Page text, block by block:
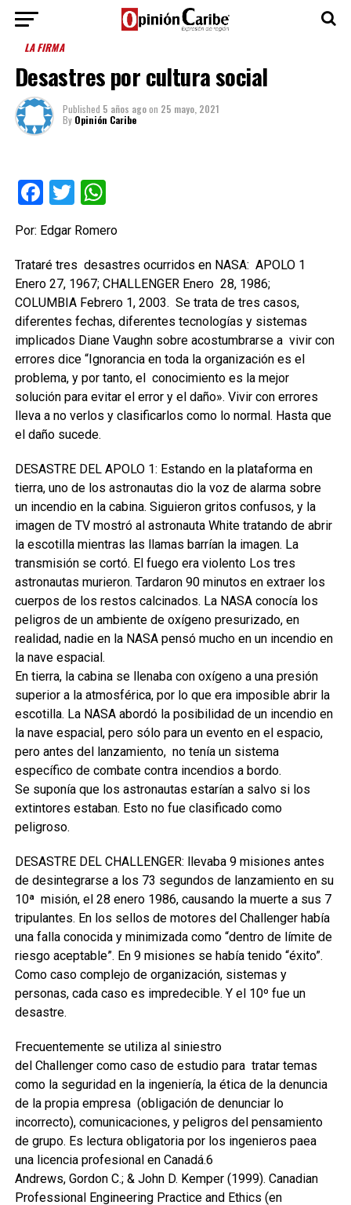
LA FIRMA
Desastres por cultura social
Published 5 años agoon 25 mayo, 2021
By Opinión Caribe
Facebook
TwitterWhatsApp
Por: Edgar Romero
Trataré tres desastres ocurridos en NASA: APOLO 1
Enero 27, 1967; CHALLENGER Enero 28, 1986;
COLUMBIA Febrero 1, 2003. Se trata de tres casos,
diferentes fechas, diferentes tecnologías y sistemas
implicados Diane Vaughn sobre acostumbrarse a vivir con
errores dice “Ignorancia en toda la organización es el
problema, y por tanto, el conocimiento es la mejor
solución para evitar el error y el daño». Vivir con errores
lleva a no verlos y clasificarlos como lo normal. Hasta que
el daño sucede.
DESASTRE DEL APOLO 1: Estando en la plataforma en
tierra, uno de los astronautas dio la voz de alarma sobre
un incendio en la cabina. Siguieron gritos confusos, y la
imagen de TV mostró al astronauta White tratando de abrir
la escotilla mientras las llamas barrían la imagen. La
transmisión se cortó. El fuego era violento Los tres
astronautas murieron. Tardaron 90 minutos en extraer los
cuerpos de los restos calcinados. La NASA conocía los
peligros de un ambiente de oxígeno presurizado, en
realidad, nadie en la NASA pensó mucho en un incendio en
la nave espacial.
En tierra, la cabina se llenaba con oxígeno a una presión
superior a la atmosférica, por lo que era imposible abrir la
escotilla. La NASA abordó la posibilidad de un incendio en
la nave espacial, pero sólo para un evento en el espacio,
pero antes del lanzamiento, no tenía un sistema
específico de combate contra incendios a bordo.
Se suponía que los astronautas estarían a salvo si los
extintores estaban. Esto no fue clasificado como
peligroso.
DESASTRE DEL CHALLENGER: llevaba 9 misiones antes
de desintegrarse a los 73 segundos de lanzamiento en su
10ª misión, el 28 enero 1986, causando la muerte a sus 7
tripulantes. En los sellos de motores del Challenger había
una falla conocida y minimizada como “dentro de límite de
riesgo aceptable”. En 9 misiones se había tenido “éxito”.
Como caso complejo de organización, sistemas y
personas, cada caso es impredecible. Y el 10º fue un
desastre.
Frecuentemente se utiliza al siniestro
del Challenger como caso de estudio para tratar temas
como la seguridad en la ingeniería, la ética de la denuncia
de la propia empresa (obligación de denunciar lo
incorrecto), comunicaciones, y peligros del pensamiento
de grupo. Es lectura obligatoria por los ingenieros paea
una licencia profesional en Canadá.6
Andrews, Gordon C.; & John D. Kemper (1999). Canadian
Professional Engineering Practice and Ethics (en